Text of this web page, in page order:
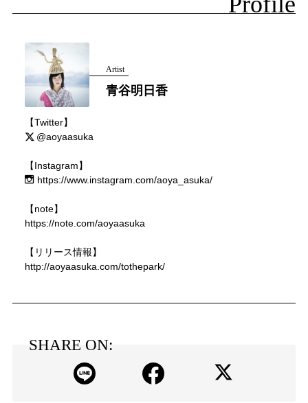
Artist
青谷明日香
【Twitter】
@aoyaasuka
【Instagram】
https://www.instagram.com/aoya_asuka/
【note】
https://note.com/aoyaasuka
【リリース情報】
http://aoyaasuka.com/tothepark/
SHARE ON: